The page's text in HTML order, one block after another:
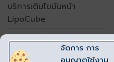
จัดการ การ
บริการเติมไขมันหน้า
LipoCube
บริการดูดไขมันหน้าท้อง